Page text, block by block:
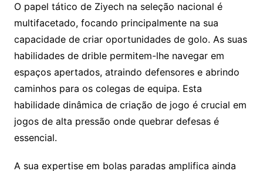
O papel tático de Ziyech na seleção nacional é
multifacetado, focando principalmente na sua
capacidade de criar oportunidades de golo. As suas
habilidades de drible permitem-lhe navegar em
espaços apertados, atraindo defensores e abrindo
caminhos para os colegas de equipa. Esta
habilidade dinâmica de criação de jogo é crucial em
jogos de alta pressão onde quebrar defesas é
essencial.
A sua expertise em bolas paradas amplifica ainda